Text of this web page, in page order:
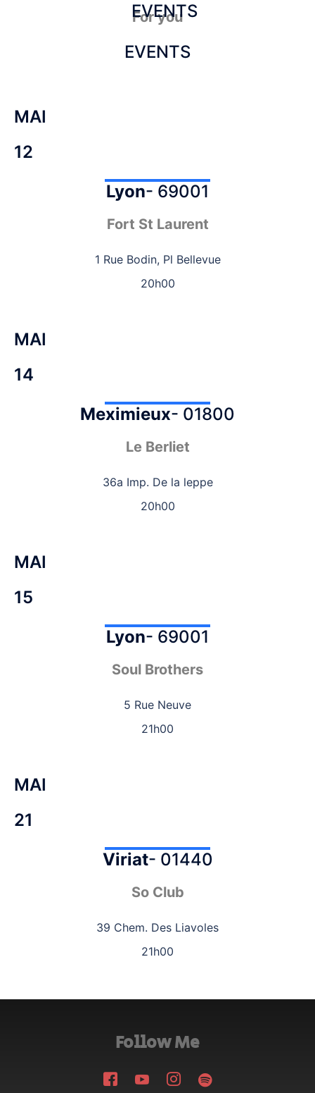
For you
EVENTS
EVENTS
MAI
12
Lyon- 69001
Fort St Laurent
1 Rue Bodin, Pl Bellevue
20h00
MAI
14
Meximieux- 01800
Le Berliet
36a Imp. De la leppe
20h00
MAI
15
Lyon- 69001
Soul Brothers
5 Rue Neuve
21h00
MAI
21
Viriat- 01440
So Club
39 Chem. Des Liavoles
21h00
Follow Me